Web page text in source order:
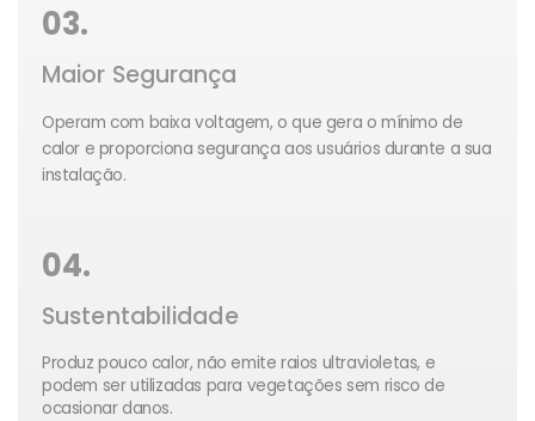
03.
Maior Segurança
Operam com baixa voltagem, o que gera o mínimo de
calor e proporciona segurança aos usuários durante a sua
instalação.
04.
Sustentabilidade
Produz pouco calor, não emite raios ultravioletas, e
podem ser utilizadas para vegetações sem risco de
ocasionar danos.